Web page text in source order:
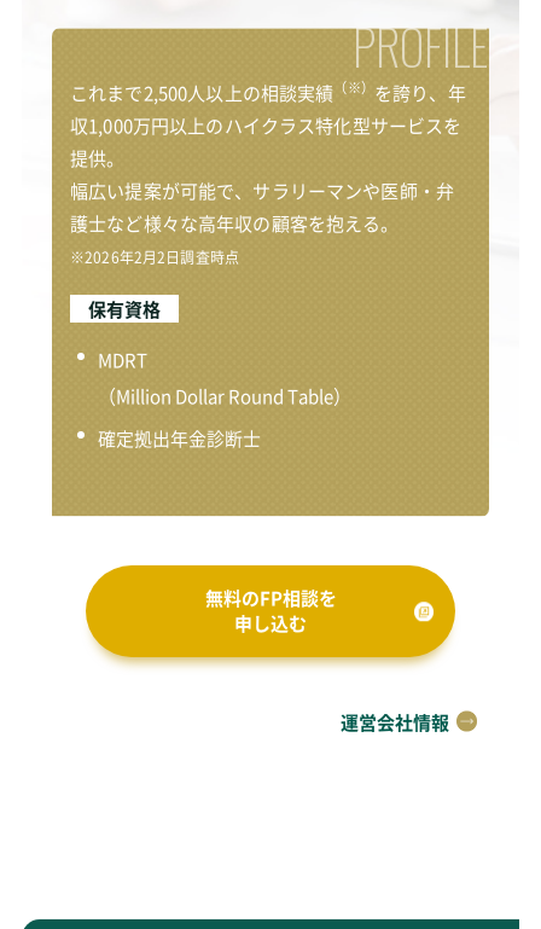
PROFILE
これまで2,500人以上の相談実績 （※） を誇り、年
収1,000万円以上のハイクラス特化型サービスを
提供。
幅広い提案が可能で、サラリーマンや医師・弁
護士など様々な高年収の顧客を抱える。
※2026年2月2日調査時点
保有資格
MDRT
（Million Dollar Round Table）
確定拠出年金診断士
無料のFP相談を
申し込む
運営会社情報